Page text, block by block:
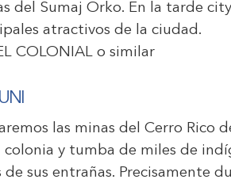
del Sumaj Orko. En la tarde
atractivos de la ciudad.
COLONIAL o similar
las minas del Cerro Rico
y tumba de miles de
de sus entrañas. Precisamente